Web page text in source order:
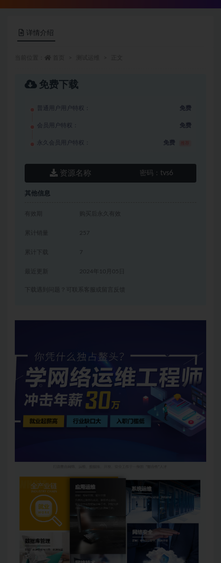
详情介绍
免费下载
普通用户用户特权： 免费
会员用户特权： 免费
永久会员用户特权： 免费
资源名称 密码： tvs6
其他信息
有效期 购买后永久有效
累计销量 257
累计下载 7
2024年10月05日
下载遇到问题？可联系客服或留言反馈